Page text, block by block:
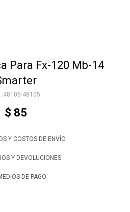
Para Fx-120 Mb-14
48105-48105
$ 85
Y COSTOS DE ENVÍO
Y DEVOLUCIONES
DE PAGO